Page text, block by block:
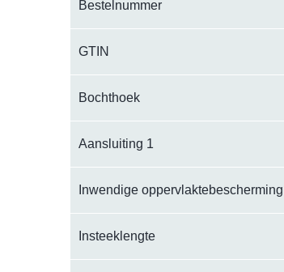
Bestelnummer
GTIN
Bochthoek
Aansluiting 1
Inwendige oppervlaktebescherming
Insteeklengte